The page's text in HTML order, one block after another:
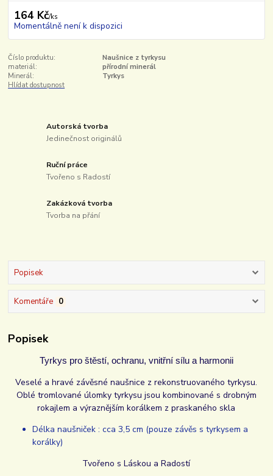
164 Kč/ks
Momentálně není k dispozici
Číslo produktu:
Naušnice z tyrkysu
materiál:
přírodní minerál
Minerál:
Tyrkys
Hlídat dostupnost
Autorská tvorba
Jedinečnost originálů
Ruční práce
Tvořeno s Radostí
Zakázková tvorba
Tvorba na přání
Popisek
Komentáře 0
Popisek
Tyrkys pro štěstí, ochranu, vnitřní sílu a harmonii
Veselé a hravé závěsné naušnice z rekonstruovaného tyrkysu.
Oblé tromlované úlomky tyrkysu jsou kombinované s drobným
rokajlem a výraznějším korálkem z praskaného skla
Délka naušniček : cca 3,5 cm (pouze závěs s tyrkysem a
korálky)
Tvořeno s Láskou a Radostí